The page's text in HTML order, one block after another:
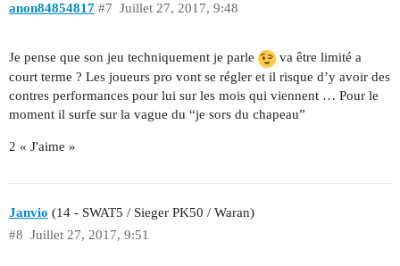
anon84854817 Juillet 27, 2017, 9:48
#7
Je pense que son jeu techniquement je parle
va être limité a
court terme ? Les joueurs pro vont se régler et il risque d’y avoir des
contres performances pour lui sur les mois qui viennent … Pour le
moment il surfe sur la vague du “je sors du chapeau”
2 « J'aime »
Janvio (14 - SWAT5 / Sieger PK50 / Waran)
Juillet 27, 2017, 9:51
#8